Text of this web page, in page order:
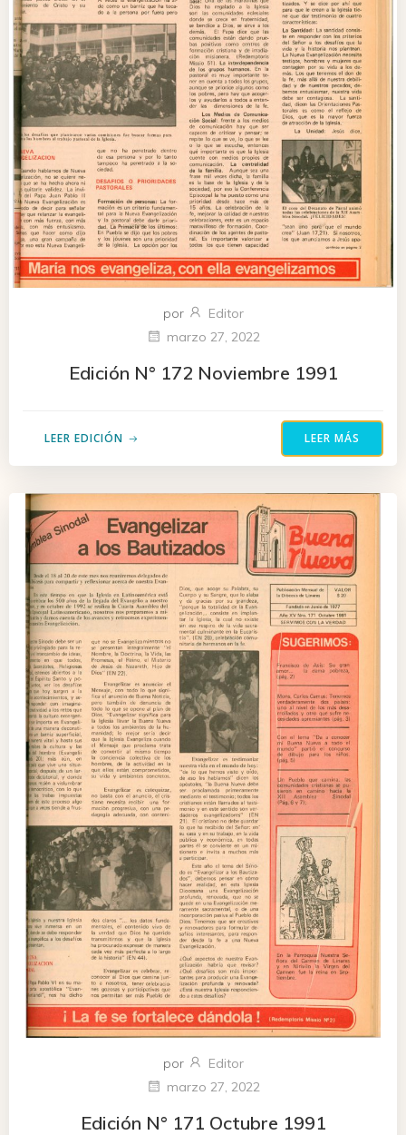
por
Editor
marzo 27, 2022
Edición N° 172 Noviembre 1991
LEER EDICIÓN LEER MÁS
por
Editor
marzo 27, 2022
Edición N° 171 Octubre 1991